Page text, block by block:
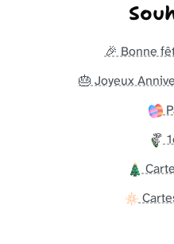
🎉 Bonne
🎂 Joyeux